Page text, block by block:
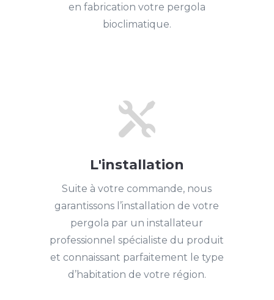
en fabrication votre pergola
bioclimatique.

L'installation
Suite à votre commande, nous
garantissons l’installation de votre
pergola par un installateur
professionnel spécialiste du produit
et connaissant parfaitement le type
d’habitation de votre région.